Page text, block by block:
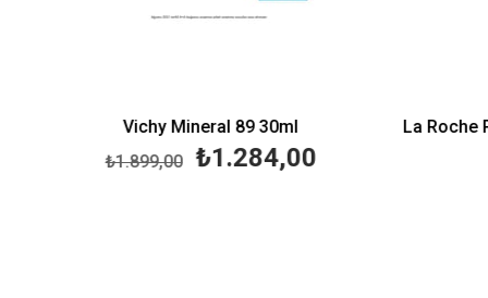
Vichy Mineral 89 30ml
₺1.284,00
₺1.899,00